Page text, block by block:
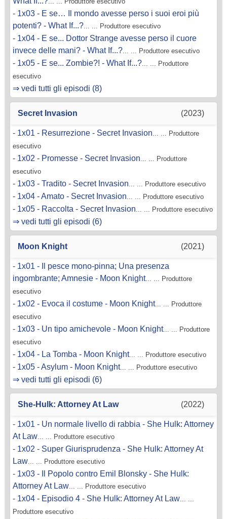
- 1x03 - E se… Il mondo avesse perso i suoi eroi più
potenti? - What If...?... ... Produttore esecutivo
- 1x04 - E se... Dottor Strange avesse perso il cuore
invece delle mani? - What If...?... ... Produttore esecutivo
- 1x05 - E se... Zombie?! - What If...?... ... Produttore
esecutivo
⇒ vedi tutti gli episodi (8)
Secret Invasion (2023)
- 1x01 - Resurrezione - Secret Invasion... ... Produttore
esecutivo
- 1x02 - Promesse - Secret Invasion... ... Produttore
esecutivo
- 1x03 - Tradito - Secret Invasion... ... Produttore esecutivo
- 1x04 - Amato - Secret Invasion... ... Produttore esecutivo
- 1x05 - Raccolta - Secret Invasion... ... Produttore esecutivo
⇒ vedi tutti gli episodi (6)
Moon Knight (2021)
- 1x01 - Il pesce mono-pinna; Una presenza
ingombrante; Amnesie - Moon Knight... ... Produttore
esecutivo
- 1x02 - Evoca il costume - Moon Knight... ... Produttore
esecutivo
- 1x03 - Un tipo amichevole - Moon Knight... ... Produttore
esecutivo
- 1x04 - La Tomba - Moon Knight... ... Produttore esecutivo
- 1x05 - Asylum - Moon Knight... ... Produttore esecutivo
⇒ vedi tutti gli episodi (6)
She-Hulk: Attorney At Law (2022)
- 1x01 - Un normale livello di rabbia - She Hulk: Attorney
At Law... ... Produttore esecutivo
- 1x02 - Super Giurisprudenza - She Hulk: Attorney At
Law... ... Produttore esecutivo
- 1x03 - Il Popolo contro Emil Blonsky - She Hulk:
Attorney At Law... ... Produttore esecutivo
- 1x04 - Episodio 4 - She Hulk: Attorney At Law... ...
Produttore esecutivo